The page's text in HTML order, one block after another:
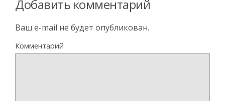
Добавить комментарий
Ваш e-mail не будет опубликован.
Комментарий